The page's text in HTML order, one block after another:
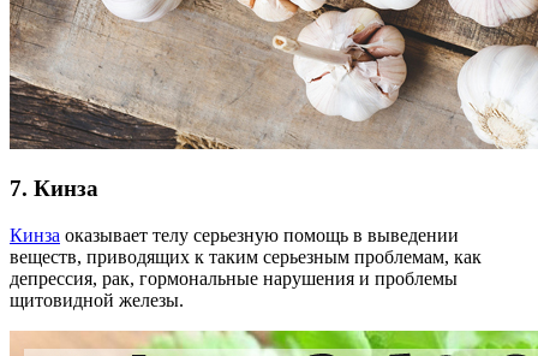
7. Кинза
Кинза оказывает телу серьезную помощь в выведении
веществ, приводящих к таким серьезным проблемам, как
депрессия, рак, гормональные нарушения и проблемы
щитовидной железы.